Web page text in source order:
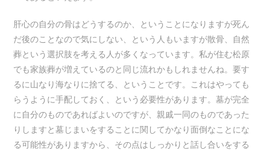
肝心の自分の骨はどうするのか、ということになりますが死ん
だ後のことなので気にしない、という人もいますが散骨、自然
葬という選択肢を考える人が多くなっています。私が住む松原
でも家族葬が増えているのと同じ流れかもしれませんね。要す
るに山なり海なりに捨てる、ということです。これはやっても
らうように手配しておく、という必要性があります。墓が完全
に自分のものであればよいのですが、親戚一同のものであった
りしますと墓じまいをすることに関してかなり面倒なことにな
る可能性がありますから、その点はしっかりと話し合いをする